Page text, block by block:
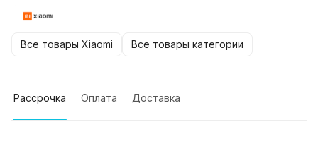
Все товары Xiaomi Все товары категории
Рассрочка Оплата Доставка